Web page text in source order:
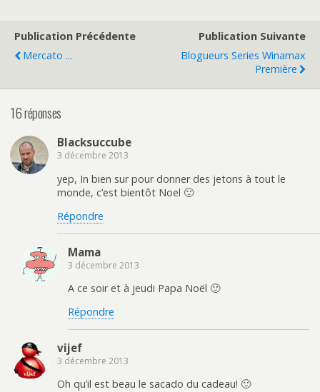
Publication Précédente
Mercato ...
Publication Suivante
Blogueurs Series Winamax
Première
16 réponses
Blacksuccube
3 décembre 2013
yep, In bien sur pour donner des jetons à tout le
monde, c’est bientôt Noel 🙂
Répondre
Mama
3 décembre 2013
A ce soir et à jeudi Papa Noël 🙂
Répondre
vijef
3 décembre 2013
Oh qu’il est beau le sacado du cadeau! 🙂